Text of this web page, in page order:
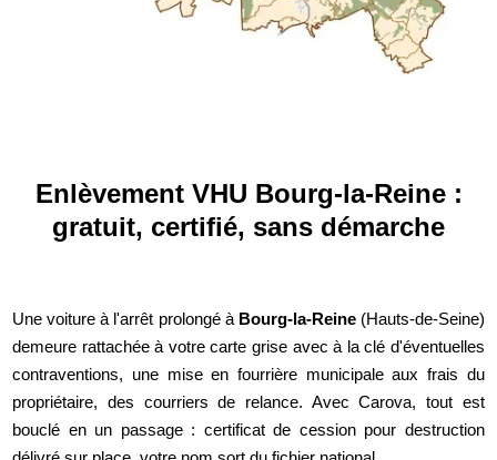
Enlèvement VHU Bourg-la-Reine :
gratuit, certifié, sans démarche
Une voiture à l'arrêt prolongé à Bourg-la-Reine(Hauts-de-Seine)
demeure rattachée à votre carte grise avec à la clé d'éventuelles
contraventions, une mise en fourrière municipale aux frais du
propriétaire, des courriers de relance. Avec Carova, tout est
bouclé en un passage : certificat de cession pour destruction